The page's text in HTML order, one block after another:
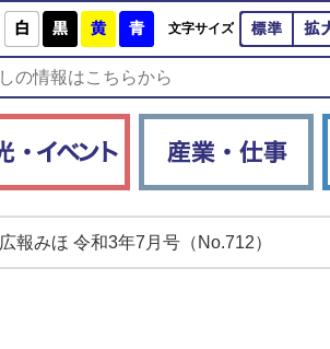
白 黒 黄 青文字サイズ 標準
広報みほ 令和3年7月号（No.712）